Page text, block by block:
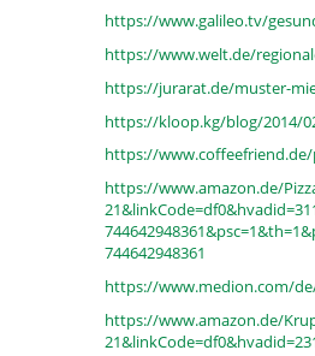
https://www.galileo.tv/
https://www.welt.de/
https://jurarat.de/muster-
https://kloop.kg/blog/2014/
https://
https://www.amazon.de/
744642948361
https://www.medion.com/
https://www.amazon.de/